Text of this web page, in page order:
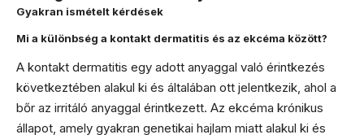
Gyakran ismételt kérdések
Mi a különbség a kontakt dermatitis és az ekcéma között?
A kontakt dermatitis egy adott anyaggal való érintkezés
következtében alakul ki és általában ott jelentkezik, ahol a
bőr az irritáló anyaggal érintkezett. Az ekcéma krónikus
állapot, amely gyakran genetikai hajlam miatt alakul ki és